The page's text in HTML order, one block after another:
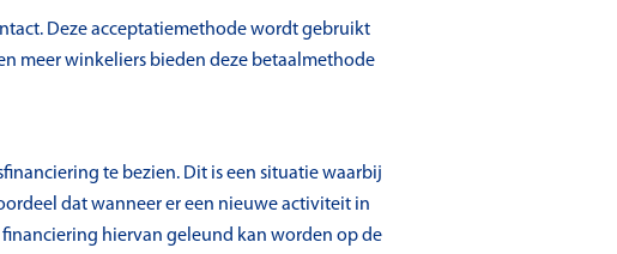
Deze acceptatiemethode wordt gebruikt
meer winkeliers bieden deze betaalmethode
te bezien. Dit is een situatie waarbij
dat wanneer er een nieuwe activiteit in
hiervan geleund kan worden op de